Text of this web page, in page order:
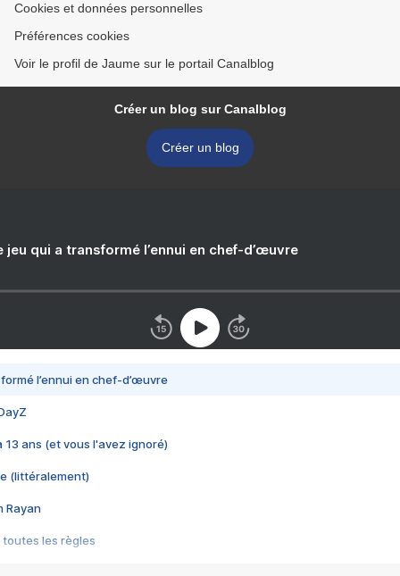
Cookies et données personnelles
Préférences cookies
Voir le profil de Jaume sur le portail Canalblog
Créer un blog sur Canalblog
Créer un blog
jeu qui a transformé l’ennui en chef-d’œuvre
l’ennui en chef-d’œuvre
13 ans (et vous l'avez ignoré)
(littéralement)
Rayan
toutes les règles